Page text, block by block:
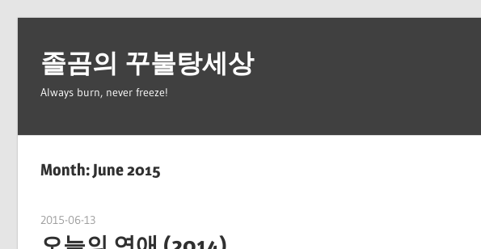
content졸곰의 꾸불탕세상
Always burn, never freeze!
Month:June 2015
2015-06-13